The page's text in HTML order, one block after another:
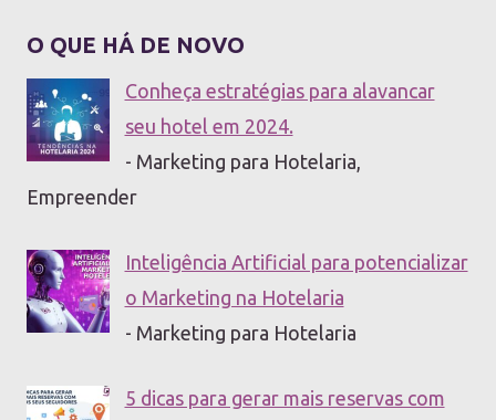
O QUE HÁ DE NOVO
Conheça estratégias para alavancar
seu hotel em 2024.
- Marketing para Hotelaria,
Empreender
Inteligência Artificial para potencializar
o Marketing na Hotelaria
- Marketing para Hotelaria
5 dicas para gerar mais reservas com